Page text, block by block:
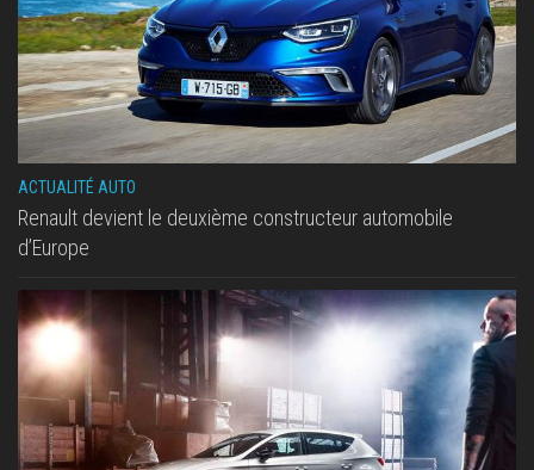
ACTUALITÉ AUTO
Renault devient le deuxième constructeur automobile
d’Europe